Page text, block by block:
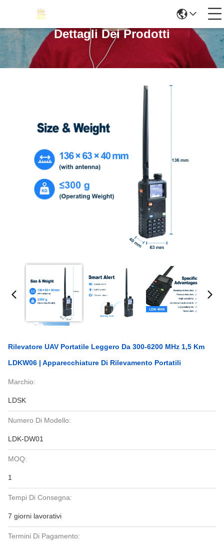
Dettagli Dei Prodotti
Rilevatore UAV Portatile Leggero Da 300-6200 MHz 1,5 Km
LDKW06 | Apparecchiature Di Rilevamento Portatili
Marchio:
LDSK
Numero Di Modello:
LDK-DW01
MOQ:
1
Tempi Di Consegna:
7 giorni lavorativi
Termini Di Pagamento: